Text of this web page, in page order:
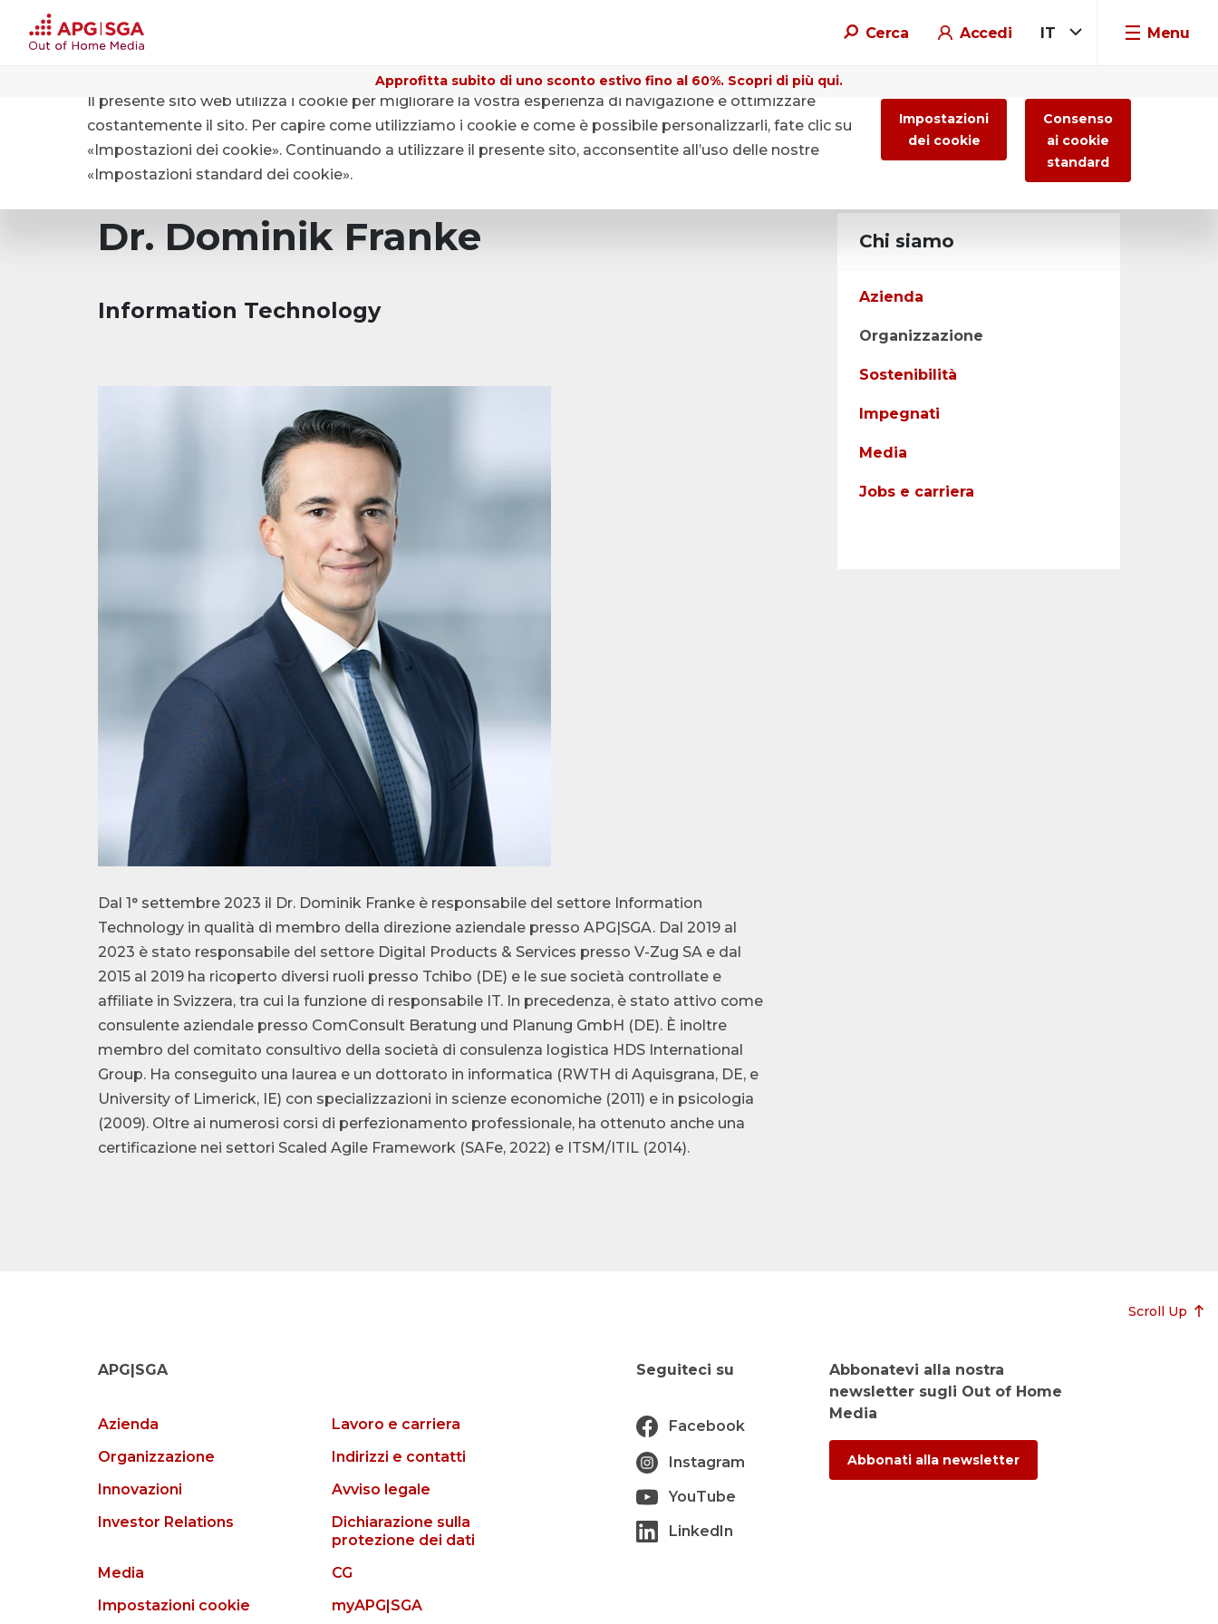
Cerca Accedi IT Menu
Approfitta subito di uno sconto estivo fino al 60%. Scopri di più qui.
Chi siamo Organizzazione
Dr. Dominik Franke
Information Technology
Dal 1° settembre 2023 il Dr. Dominik Franke è responsabile del settore Information
Technology in qualità di membro della direzione aziendale presso APG|SGA. Dal 2019 al
2023 è stato responsabile del settore Digital Products & Services presso V-Zug SA e dal
2015 al 2019 ha ricoperto diversi ruoli presso Tchibo (DE) e le sue società controllate e
affiliate in Svizzera, tra cui la funzione di responsabile IT. In precedenza, è stato attivo come
consulente aziendale presso ComConsult Beratung und Planung GmbH (DE). È inoltre
membro del comitato consultivo della società di consulenza logistica HDS International
Group. Ha conseguito una laurea e un dottorato in informatica (RWTH di Aquisgrana, DE, e
University of Limerick, IE) con specializzazioni in scienze economiche (2011) e in psicologia
(2009). Oltre ai numerosi corsi di perfezionamento professionale, ha ottenuto anche una
certificazione nei settori Scaled Agile Framework (SAFe, 2022) e ITSM/ITIL (2014).
Chi siamo
Azienda
Organizzazione
Sostenibilità
Impegnati
Media
Jobs e carriera
Scroll Up
APG|SGA
Azienda
Lavoro e carriera
Organizzazione
Indirizzi e contatti
Innovazioni
Avviso legale
Investor Relations
Dichiarazione sulla
protezione dei dati
Media
CG
Impostazioni cookie
myAPG|SGA
Seguiteci su
Facebook
Instagram
YouTube
LinkedIn
Abbonatevi alla nostra
newsletter sugli Out of Home
Media
Abbonati alla newsletter
Il presente sito web utilizza i cookie per migliorare la vostra esperienza di navigazione e ottimizzare
costantemente il sito. Per capire come utilizziamo i cookie e come è possibile personalizzarli, fate clic su
«Impostazioni dei cookie». Continuando a utilizzare il presente sito, acconsentite all’uso delle nostre
«Impostazioni standard dei cookie».
Impostazioni
dei cookie
Consenso
ai cookie
standard